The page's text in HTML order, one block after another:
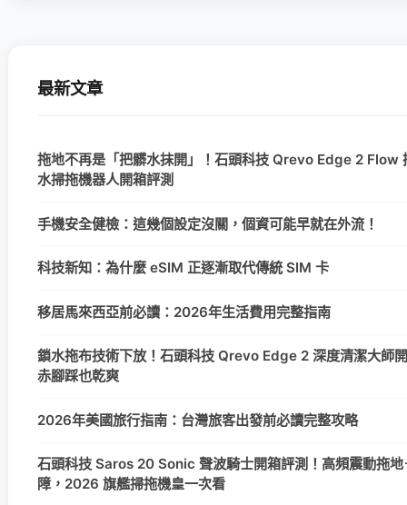
最新文章
拖地不再是「把髒水抹開」！石頭科技 Qrevo Edge 2 Flow
水掃拖機器人開箱評測
手機安全健檢：這幾個設定沒關，個資可能早就在外流！
科技新知：為什麼 eSIM 正逐漸取代傳統 SIM 卡
移居馬來西亞前必讀：2026年生活費用完整指南
鎖水拖布技術下放！石頭科技 Qrevo Edge 2 深度清潔大師
赤腳踩也乾爽
2026年美國旅行指南：台灣旅客出發前必讀完整攻略
石頭科技 Saros 20 Sonic 聲波騎士開箱評測！高頻震動拖
障，2026 旗艦掃拖機皇一次看